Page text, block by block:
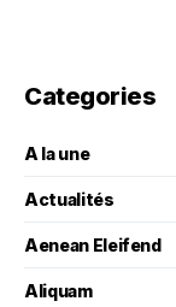
Categories
A la une
Actualités
Aenean Eleifend
Aliquam